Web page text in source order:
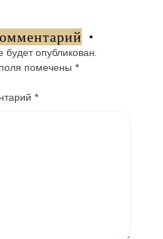
опубликован.
помечены *
*